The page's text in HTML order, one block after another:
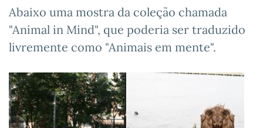
Abaixo uma mostra da coleção chamada
"Animal in Mind", que poderia ser traduzido
livremente como "Animais em mente".